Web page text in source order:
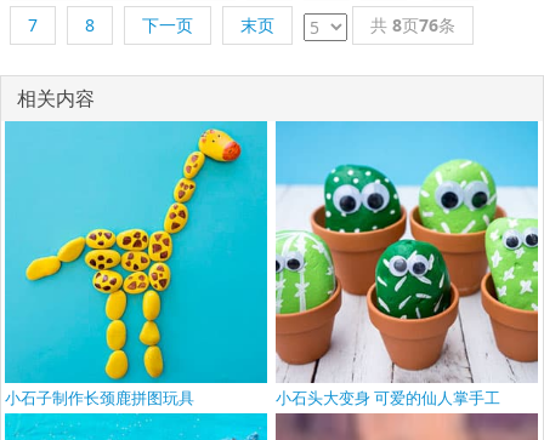
7
8 下一页 末页 共 8页76条
相关内容
小石子制作长颈鹿拼图玩具 小石头大变身 可爱的仙人掌手工